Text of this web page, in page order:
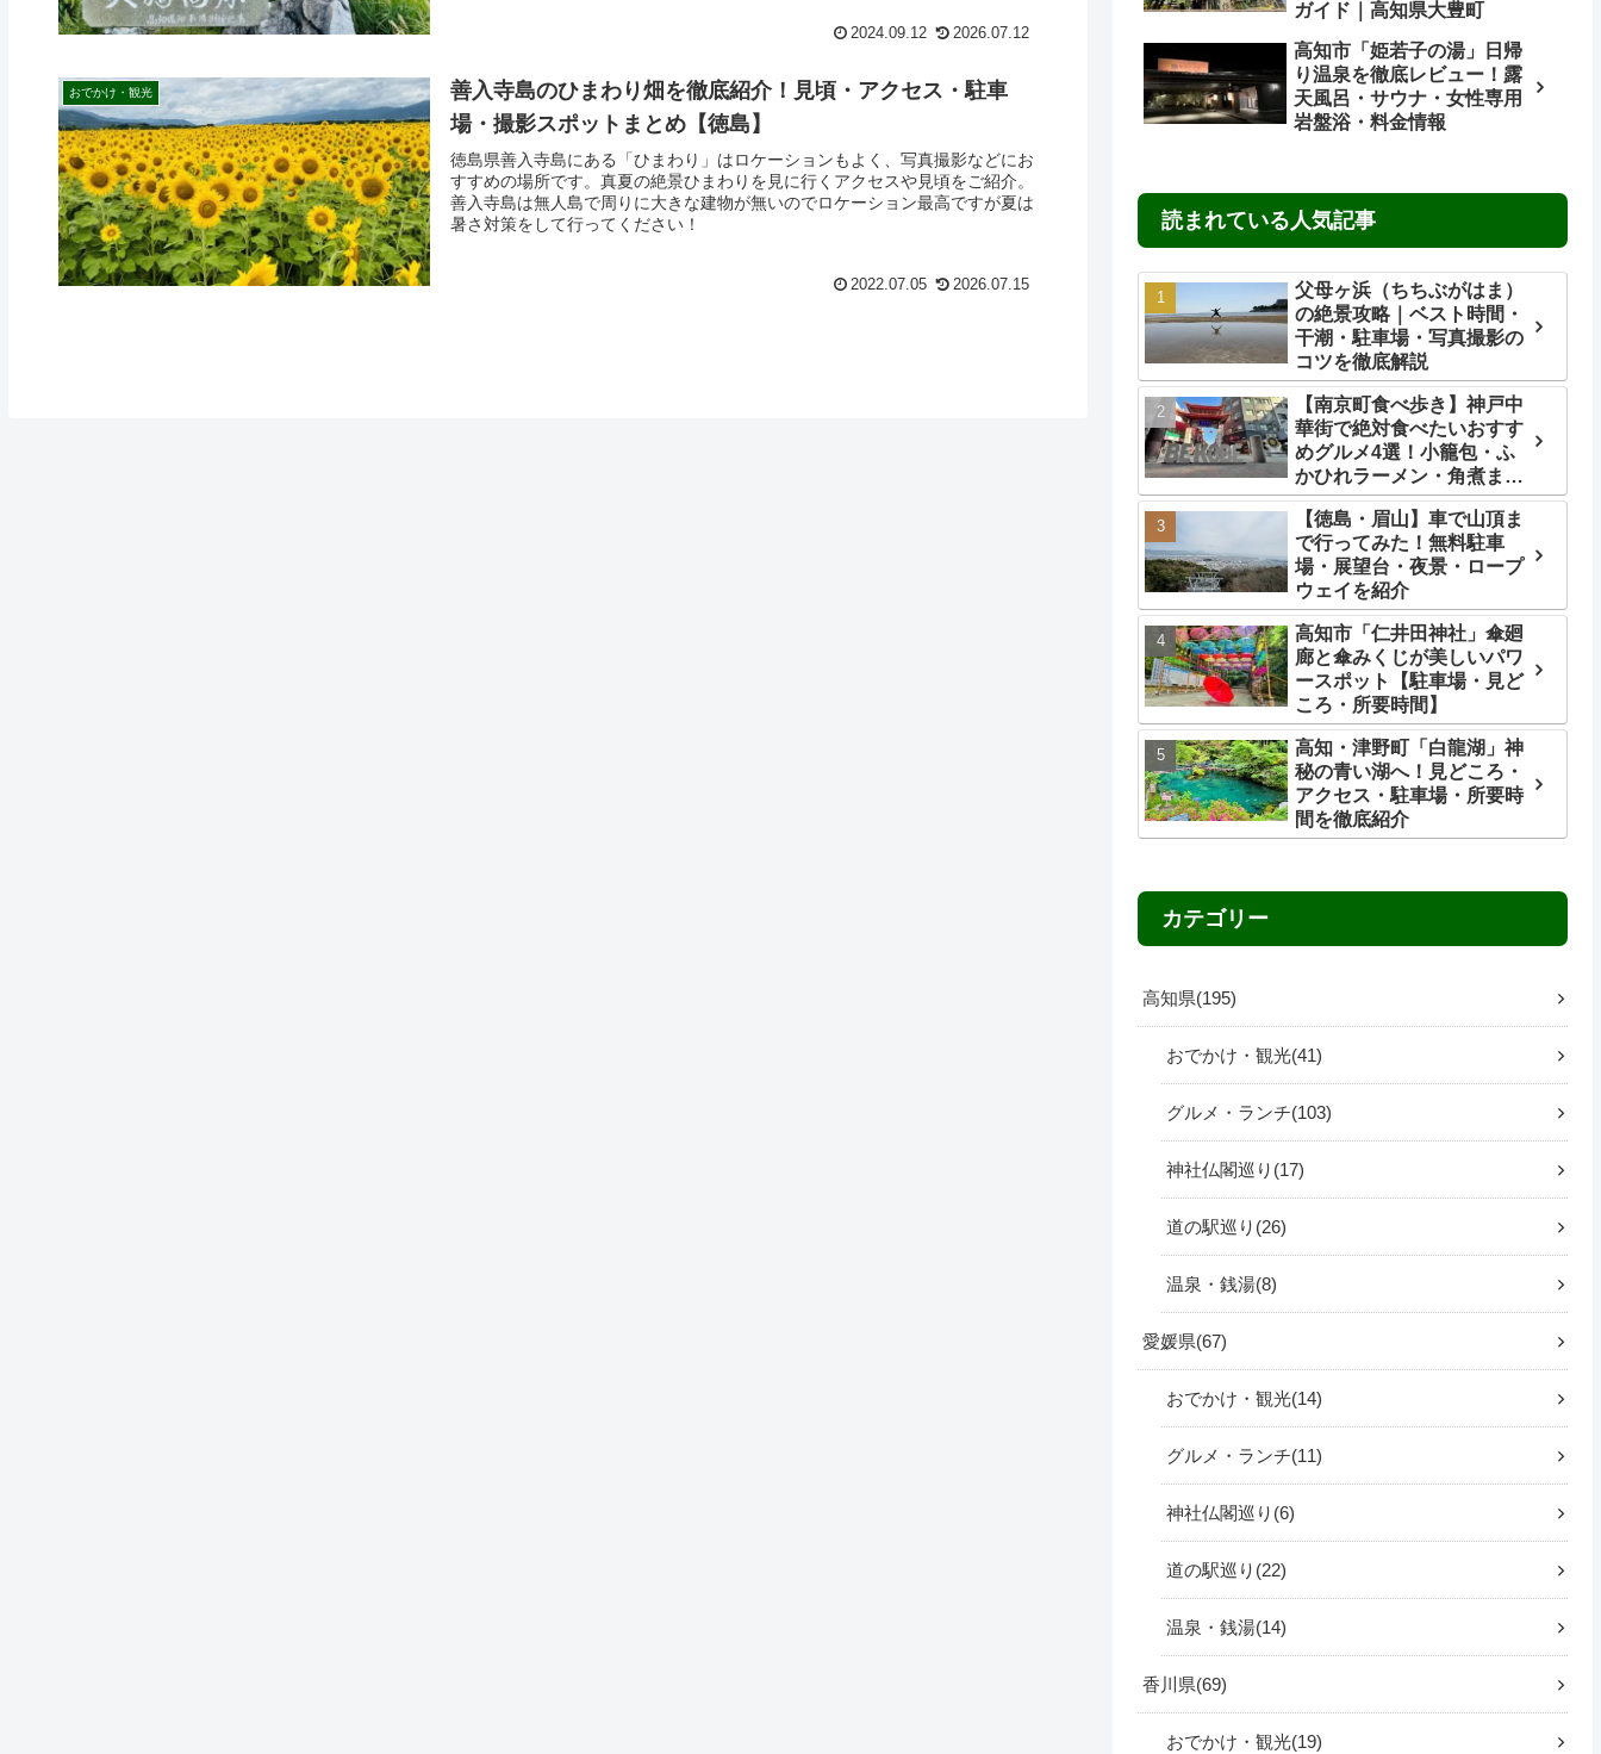
2024.09.12 2026.07.12
おでかけ・観光
善入寺島のひまわり畑を徹底紹介！見頃・アクセス・駐車
場・撮影スポットまとめ【徳島】
徳島県善入寺島にある「ひまわり」はロケーションもよく、写真撮影などにお
すすめの場所です。真夏の絶景ひまわりを見に行くアクセスや見頃をご紹介。
善入寺島は無人島で周りに大きな建物が無いのでロケーション最高ですが夏は
暑さ対策をして行ってください！
2022.07.05 2026.07.15
ガイド｜高知県大豊町
高知市「姫若子の湯」日帰
り温泉を徹底レビュー！露
天風呂・サウナ・女性専用
岩盤浴・料金情報
読まれている人気記事
父母ヶ浜（ちちぶがはま）
の絶景攻略｜ベスト時間・
干潮・駐車場・写真撮影の
コツを徹底解説
【南京町食べ歩き】神戸中
華街で絶対食べたいおすす
めグルメ4選！小籠包・ふ
かひれラーメン・角煮ま
ん・ごま団子を実食レビュ
ー
【徳島・眉山】車で山頂ま
で行ってみた！無料駐車
場・展望台・夜景・ロープ
ウェイを紹介
高知市「仁井田神社」傘廻
廊と傘みくじが美しいパワ
ースポット【駐車場・見ど
ころ・所要時間】
高知・津野町「白龍湖」神
秘の青い湖へ！見どころ・
アクセス・駐車場・所要時
間を徹底紹介
カテゴリー
高知県 195
おでかけ・観光 41
グルメ・ランチ 103
神社仏閣巡り 17
道の駅巡り 26
温泉・銭湯 8
愛媛県 67
おでかけ・観光 14
グルメ・ランチ 11
神社仏閣巡り 6
道の駅巡り 22
温泉・銭湯 14
香川県 69
おでかけ・観光 19